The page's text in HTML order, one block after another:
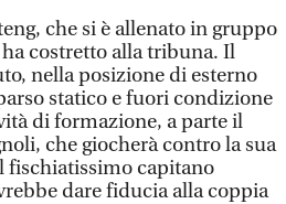
che si è allenato in gruppo
costretto alla tribuna. Il
nella posizione di esterno
statico e fuori condizione
di formazione, a parte il
che giocherà contro la sua
fischiatissimo capitano
dare fiducia alla coppia